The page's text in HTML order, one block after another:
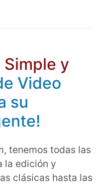
y
Video
su
tenemos todas las
la edición y
clásicas hasta las